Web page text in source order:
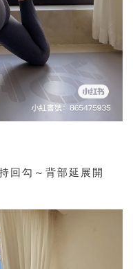
回勾～背部延展開